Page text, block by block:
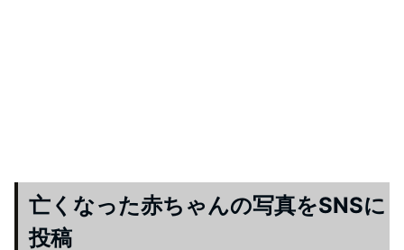
亡くなった赤ちゃんの写真をSNSに
投稿